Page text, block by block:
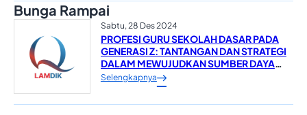
Bunga Rampai
Sabtu, 28 Des 2024
PROFESI GURU SEKOLAH DASAR PADA
GENERASI Z: TANTANGAN DAN STRATEGI
DALAM MEWUJUDKAN SUMBER DAYA
MANUSIA YANG UNGGUL*
Selengkapnya